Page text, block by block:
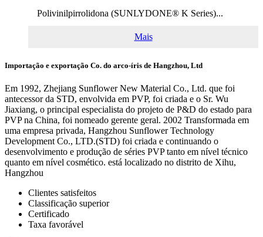
Polivinilpirrolidona (SUNLYDONE® K Series)...
Mais
Importação e exportação Co. do arco-íris de Hangzhou, Ltd
Em 1992, Zhejiang Sunflower New Material Co., Ltd. que foi
antecessor da STD, envolvida em PVP, foi criada e o Sr. Wu
Jiaxiang, o principal especialista do projeto de P&D do estado para
PVP na China, foi nomeado gerente geral. 2002 Transformada em
uma empresa privada, Hangzhou Sunflower Technology
Development Co., LTD.(STD) foi criada e continuando o
desenvolvimento e produção de séries PVP tanto em nível técnico
quanto em nível cosmético. está localizado no distrito de Xihu,
Hangzhou
Clientes satisfeitos
Classificação superior
Certificado
Taxa favorável